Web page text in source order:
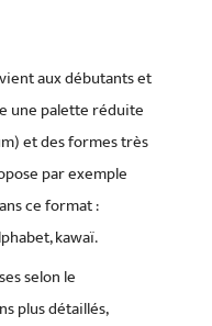
aux débutants et
une palette réduite
et des formes très
par exemple
ce format :
kawaï.
selon le
plus détaillés,